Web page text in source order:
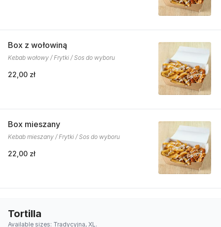
Box z wołowiną
Kebab wołowy / Frytki / Sos do wyboru
22,00 zł
Box mieszany
Kebab mieszany / Frytki / Sos do wyboru
22,00 zł
Tortilla
Available sizes: Tradycyjna, XL.